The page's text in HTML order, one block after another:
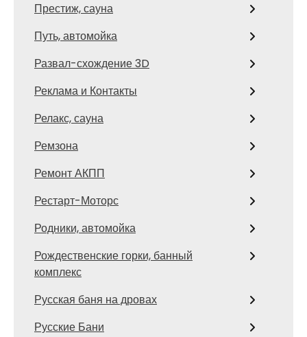
Престиж, сауна
Путь, автомойка
Развал-схождение 3D
Реклама и Контакты
Релакс, сауна
Ремзона
Ремонт АКПП
Рестарт-Моторс
Родники, автомойка
Рождественские горки, банный
комплекс
Русская баня на дровах
Русские Бани